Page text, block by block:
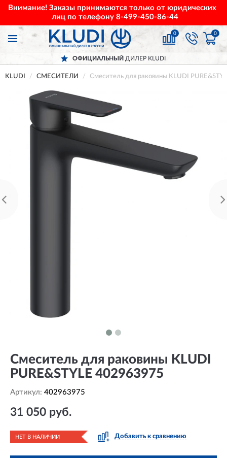
Внимание! Заказы принимаются только от юридических
лиц по телефону 8-499-450-86-44
0 0
ОФИЦИАЛЬНЫЙ ДИЛЕР KLUDI
KLUDI СМЕСИТЕЛИ Смеситель для раковины KLUDI
Смеситель для раковины KLUDI
PURE&STYLE 402963975
Артикул: 402963975
31 050 руб.
НЕТ В НАЛИЧИИ Добавить к сравнению